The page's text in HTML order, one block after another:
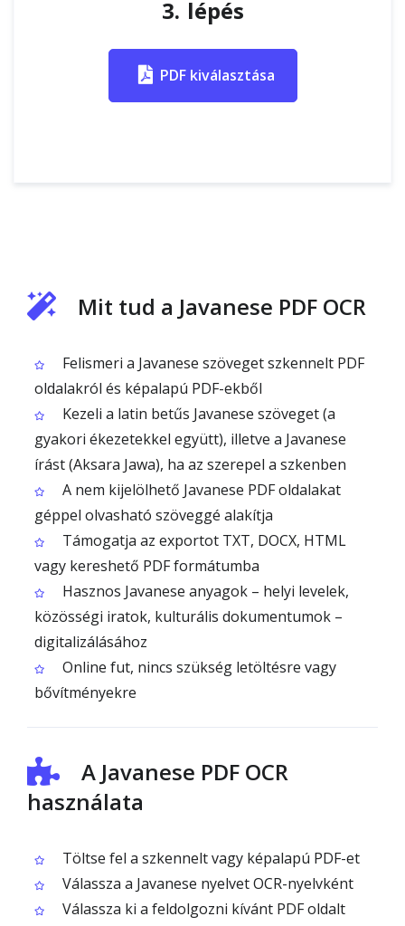
3. lépés
PDF kiválasztása
Mit tud a Javanese PDF OCR
Felismeri a Javanese szöveget szkennelt PDF
oldalakról és képalapú PDF-ekből
Kezeli a latin betűs Javanese szöveget (a
gyakori ékezetekkel együtt), illetve a Javanese
írást (Aksara Jawa), ha az szerepel a szkenben
A nem kijelölhető Javanese PDF oldalakat
géppel olvasható szöveggé alakítja
Támogatja az exportot TXT, DOCX, HTML
vagy kereshető PDF formátumba
Hasznos Javanese anyagok – helyi levelek,
közösségi iratok, kulturális dokumentumok –
digitalizálásához
Online fut, nincs szükség letöltésre vagy
bővítményekre
A Javanese PDF OCR
használata
Töltse fel a szkennelt vagy képalapú PDF-et
Válassza a Javanese nyelvet OCR-nyelvként
Válassza ki a feldolgozni kívánt PDF oldalt